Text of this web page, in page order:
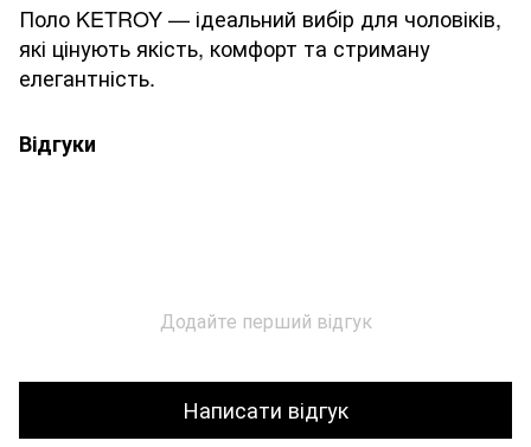
Поло KETROY — ідеальний вибір для чоловіків,
які цінують якість, комфорт та стриману
елегантність.
Відгуки
Додайте перший відгук
Написати відгук